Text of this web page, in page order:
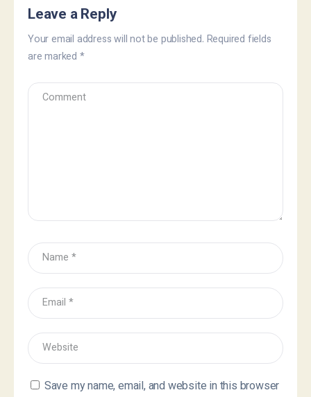
Leave a Reply
Your email address will not be published. Required fields
are marked *
Save my name, email, and website in this browser